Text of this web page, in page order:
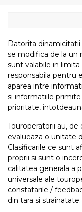
Datorita
se modifica de la un
sunt valabile in
responsabila pentru
aparea intre
si informatiile
prioritate,
Touroperatorii au, de
evalueaza o unitate
Clasificarile ce sunt
proprii si sunt o
calitatea generala a
universale ale
constatarile /
din tara si strainatate.